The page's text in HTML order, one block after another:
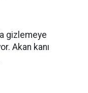
gizlemeye
Akan kanı